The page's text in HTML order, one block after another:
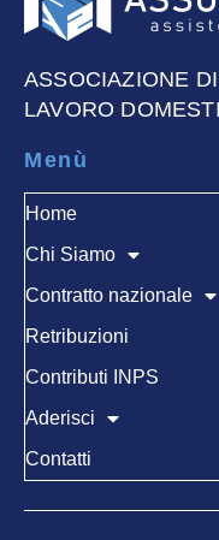
ASSOCIAZIONE
LAVORO
Menù
Home
Chi Siamo
Contratto nazionale
Retribuzioni
Contributi INPS
Aderisci
Contatti